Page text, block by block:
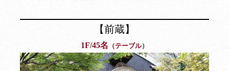
【前蔵】
1F/45名 （テーブル）